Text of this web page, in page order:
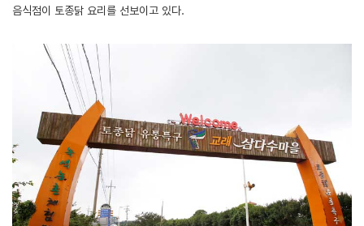
음식점이 토종닭 요리를 선보이고 있다.